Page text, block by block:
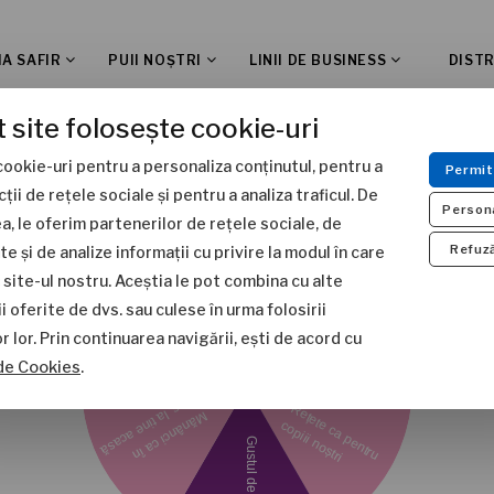
SAFIR PUII NOȘTRI LINII DE BUSINESS
la Nutriva
strategice pentru gestionarea riscurilor de
a animalelor din fermele partenerilor și
în comunitatea Familia
newsletter și învârte roata: primești rețete delicioase și
site folosește cookie-uri
uri pentru a personaliza conținutul, pentru a
de rețele sociale și pentru a analiza traficul. De
le oferim partenerilor de rețele sociale, de
și de analize informații cu privire la modul în care
ul nostru. Aceștia le pot combina cu alte
oferite de dvs. sau culese în urma folosirii
lor. Prin continuarea navigării, ești de acord cu
Cookies.